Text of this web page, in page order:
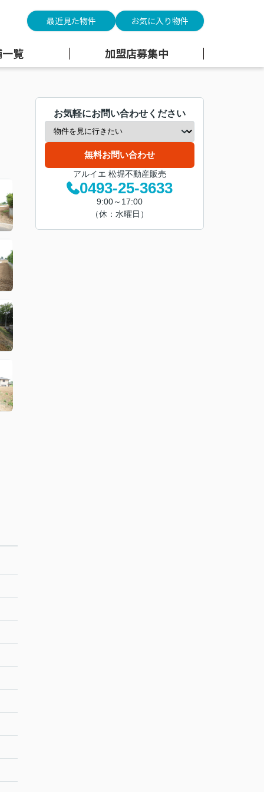
最近見た物件 お気に入り物件
覧 加盟店募集中
お気軽にお問い合わせください
無料お問い合わせ
アルイエ 松堀不動産販売
0493-25-3633
9:00～17:00
（休：水曜日）